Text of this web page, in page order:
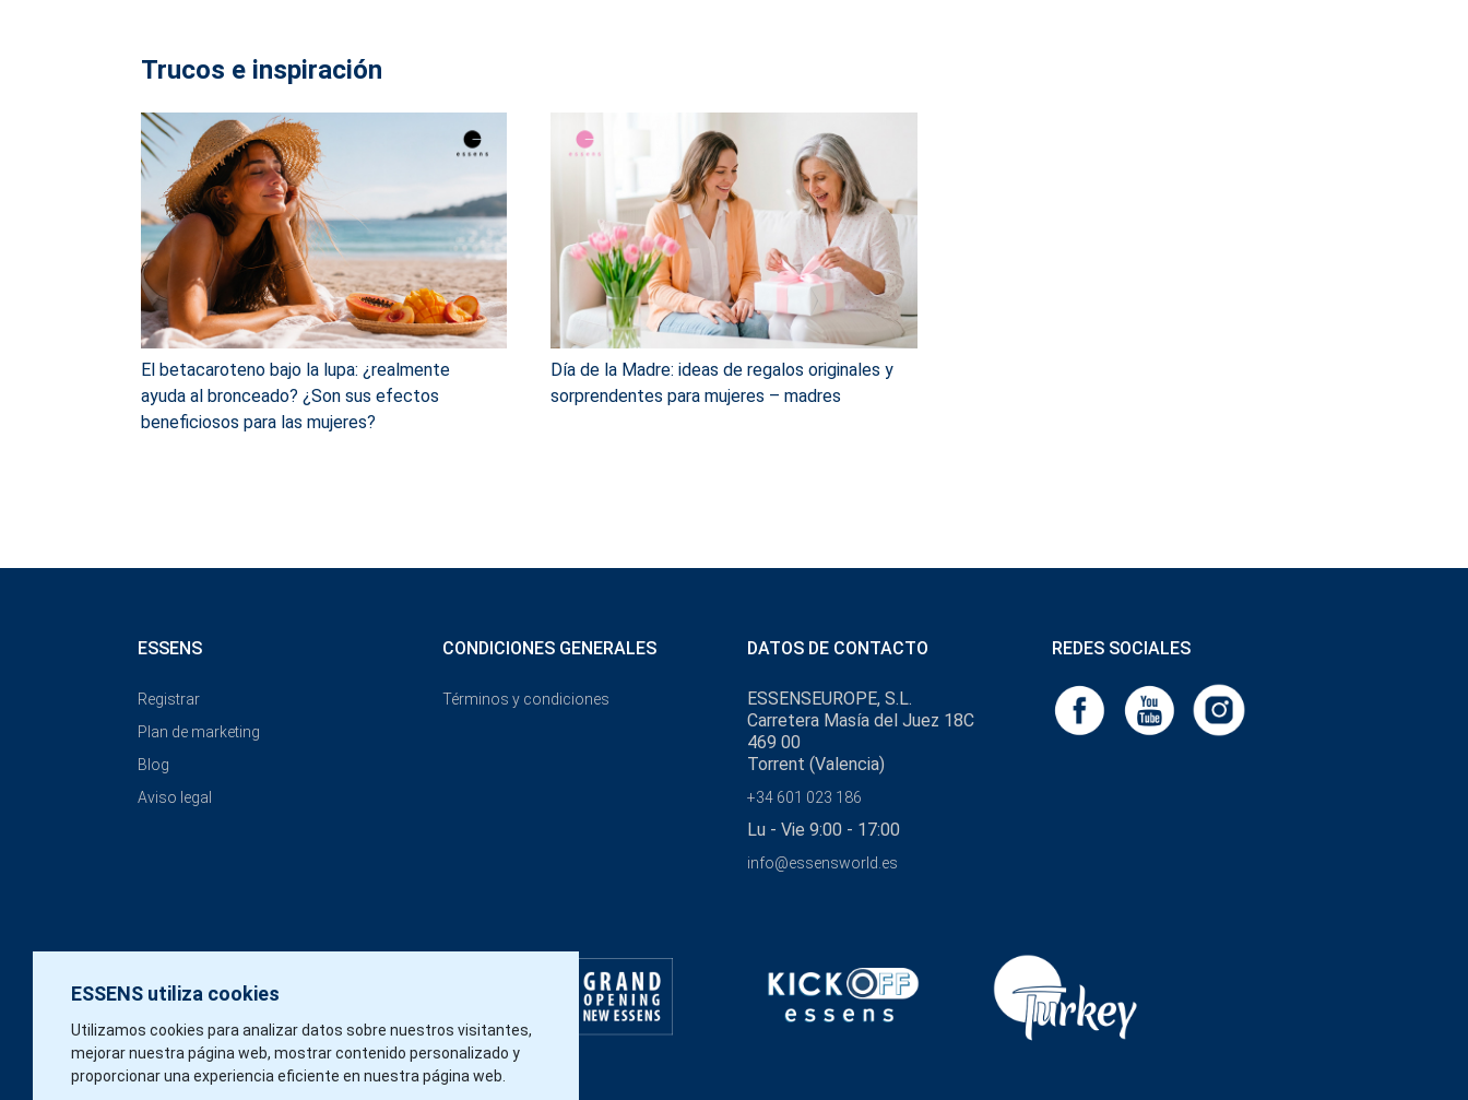
Trucos e inspiración
El betacaroteno bajo la lupa: ¿realmente
ayuda al bronceado? ¿Son sus efectos
beneficiosos para las mujeres?
Día de la Madre: ideas de regalos originales y
sorprendentes para mujeres – madres
ESSENS utiliza cookies
Utilizamos cookies para analizar datos sobre nuestros visitantes,
mejorar nuestra página web, mostrar contenido personalizado y
proporcionar una experiencia eficiente en nuestra página web.
ESSENS
Registrar
Plan de marketing
Blog
Aviso legal
CONDICIONES GENERALES
Términos y condiciones
DATOS DE CONTACTO
ESSENSEUROPE, S.L.
Carretera Masía del Juez 18C
469 00
Torrent (Valencia)
+34 601 023 186
Lu - Vie 9:00 - 17:00
info@essensworld.es
REDES SOCIALES